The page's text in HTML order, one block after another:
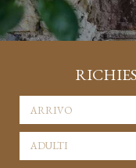
ADULTI